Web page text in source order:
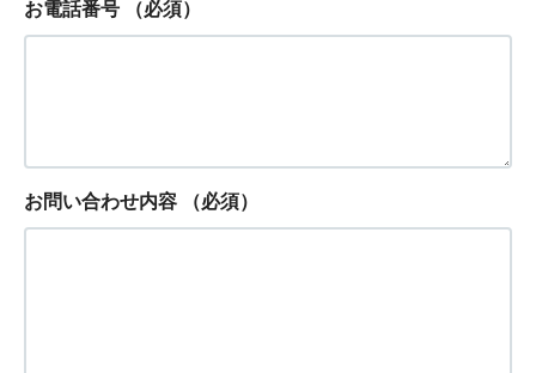
お電話番号 （必須）
お問い合わせ内容 （必須）